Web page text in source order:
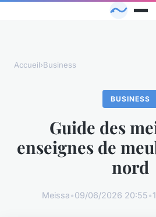
Accueil›Business
BUSINESS
Guide des
enseignes de
nord
Meissa•09/06/2026 20:55•